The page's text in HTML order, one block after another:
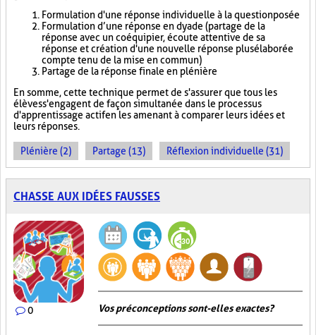
Formulation d'une réponse individuelle à la question posée
Formulation d’une réponse en dyade (partage de la
réponse avec un coéquipier, écoute attentive de sa
réponse et création d'une nouvelle réponse plus élaborée
compte tenu de la mise en commun)
Partage de la réponse finale en plénière
En somme, cette technique permet de s'assurer que tous les
élèves s'engagent de façon simultanée dans le processus
d'apprentissage actif en les amenant à comparer leurs idées et
leurs réponses.
Plénière (2) Partage (13) Réflexion individuelle (31)
CHASSE AUX IDÉES FAUSSES
0 Vos préconceptions sont-elles exactes ?